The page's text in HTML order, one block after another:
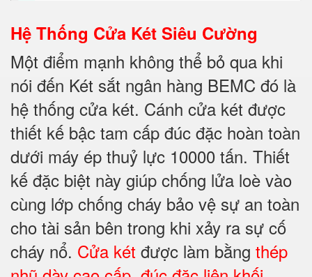
Hệ Thống Cửa Két Siêu Cường
Một điểm mạnh không thể bỏ qua khi
nói đến Két sắt ngân hàng BEMC đó là
hệ thống cửa két. Cánh cửa két được
thiết kế bậc tam cấp đúc đặc hoàn toàn
dưới máy ép thuỷ lực 10000 tấn. Thiết
kế đặc biệt này giúp chống lửa loè vào
cùng lớp chống cháy bảo vệ sự an toàn
cho tài sản bên trong khi xảy ra sự cố
cháy nổ. Cửa két được làm bằng thép